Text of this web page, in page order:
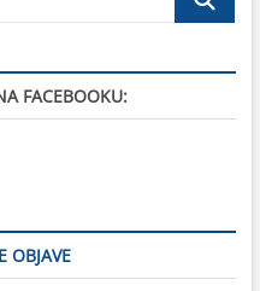
FACEBOOKU:
OBJAVE